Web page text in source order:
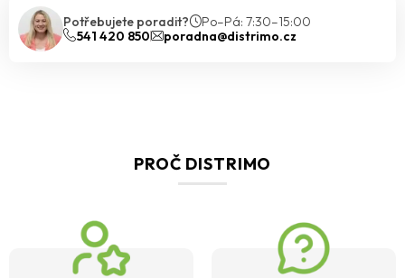
Potřebujete poradit?
Po–Pá: 7:30–15:00
541 420 850
poradna@distrimo.cz
PROČ DISTRIMO